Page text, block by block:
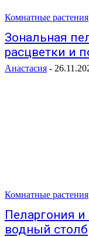
Комнатные растения
Зональная
расцветки и
Анастасия -
Комнатные растения
Пеларгония и
водный столб